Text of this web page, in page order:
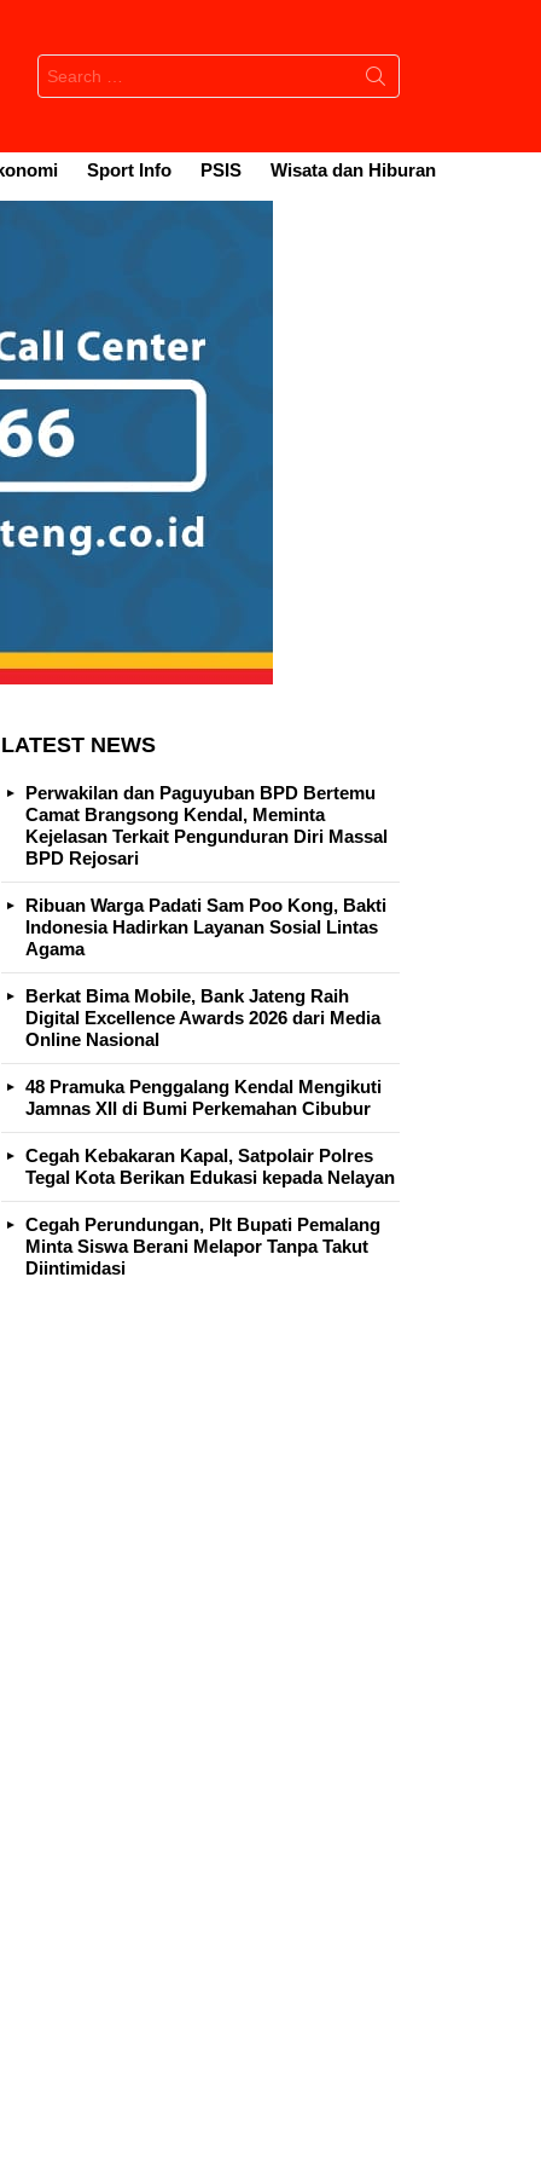
Search
for:
Sport Info PSIS Wisata dan Hiburan
LATEST NEWS
Perwakilan dan Paguyuban BPD Bertemu
Camat Brangsong Kendal, Meminta
Kejelasan Terkait Pengunduran Diri Massal
BPD Rejosari
Ribuan Warga Padati Sam Poo Kong, Bakti
Indonesia Hadirkan Layanan Sosial Lintas
Agama
Berkat Bima Mobile, Bank Jateng Raih
Digital Excellence Awards 2026 dari Media
Online Nasional
48 Pramuka Penggalang Kendal Mengikuti
Jamnas XII di Bumi Perkemahan Cibubur
Cegah Kebakaran Kapal, Satpolair Polres
Tegal Kota Berikan Edukasi kepada Nelayan
Cegah Perundungan, Plt Bupati Pemalang
Minta Siswa Berani Melapor Tanpa Takut
Diintimidasi